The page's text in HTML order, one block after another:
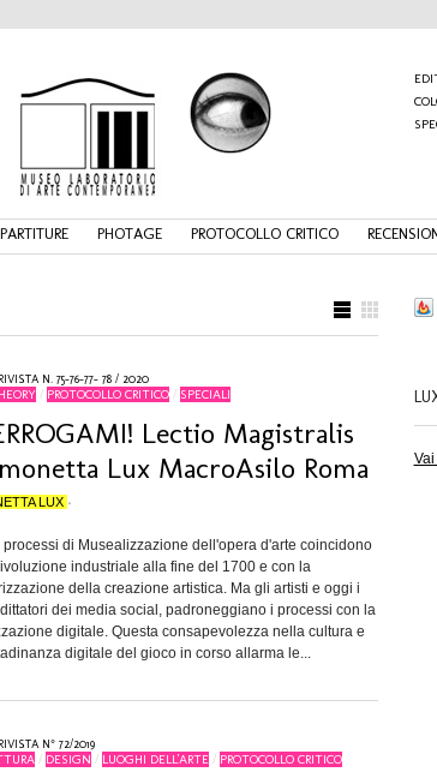
PARTITURE PHOTAGE PROTOCOLLO CRITICO
N. 75-76-77- 78 / 2020
/ PROTOCOLLO CRITICO/ SPECIALI
Lectio Magistralis
Lux MacroAsilo Roma
LUX •
processi di Musealizzazione dell'opera d'arte coincidono
industriale alla fine del 1700 e con la
della creazione artistica. Ma gli artisti e oggi i
dei media social, padroneggiano i processi con la
digitale. Questa consapevolezza nella cultura e
digitale del gioco in corso allarma le...
N° 72/2019
/ DESIGN / LUOGHI DELL'ARTE/ PROTOCOLLO CRITICO